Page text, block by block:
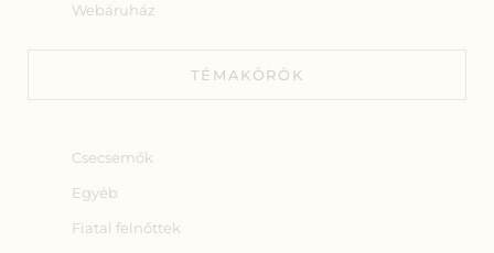
Webáruház
TÉMAKÖRÖK
Csecsemők
Egyéb
Fiatal felnőttek